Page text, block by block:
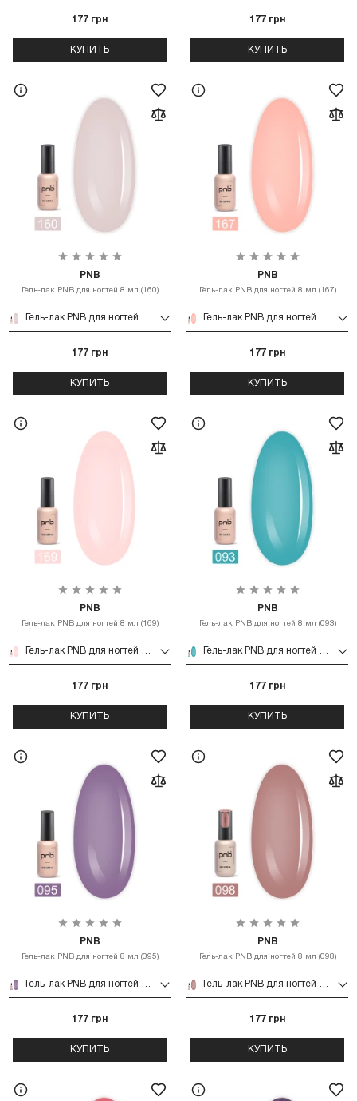
177 грн
КУПИТЬ
177 грн
КУПИТЬ
PNB
Гель-лак PNB для ногтей 8 мл (160)
Гель-лак PNB для ногтей 8 мл (160)
177 грн
КУПИТЬ
PNB
Гель-лак PNB для ногтей 8 мл (167)
Гель-лак PNB для ногтей 8 мл (167)
177 грн
КУПИТЬ
PNB
Гель-лак PNB для ногтей 8 мл (169)
Гель-лак PNB для ногтей 8 мл (169)
177 грн
КУПИТЬ
PNB
Гель-лак PNB для ногтей 8 мл (093)
Гель-лак PNB для ногтей 8 мл (093)
177 грн
КУПИТЬ
PNB
Гель-лак PNB для ногтей 8 мл (095)
Гель-лак PNB для ногтей 8 мл (095)
177 грн
КУПИТЬ
PNB
Гель-лак PNB для ногтей 8 мл (098)
Гель-лак PNB для ногтей 8 мл (098)
177 грн
КУПИТЬ